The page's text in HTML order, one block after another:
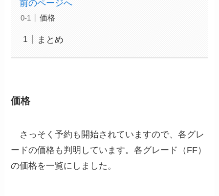
前のページへ
価格
まとめ
価格
さっそく予約も開始されていますので、各グレ
ードの価格も判明しています。各グレード（FF）
の価格を一覧にしました。